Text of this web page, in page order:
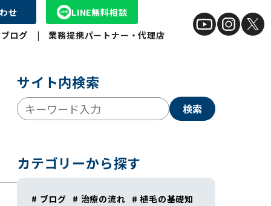
せ
LINE無料相談
ブログ゙ |業務提携パートナー・代理店
サイト内検索
検索
カテゴリーから探す
# ブログ # 治療の流れ # 植毛の基礎知